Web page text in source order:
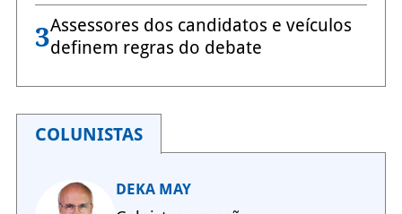
3Assessores dos candidatos e veículos
definem regras do debate
COLUNISTAS
DEKA MAY